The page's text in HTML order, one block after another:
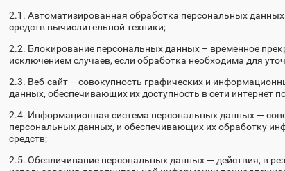
2.1. Автоматизированная обработка персональных
средств вычислительной техники;
2.2. Блокирование персональных данных – временное
исключением случаев, если обработка необходима для
2.3. Веб-сайт – совокупность графических и
данных, обеспечивающих их доступность в сети интернет
2.4. Информационная система персональных данных —
персональных данных, и обеспечивающих их обработку
средств;
2.5. Обезличивание персональных данных — действия, в